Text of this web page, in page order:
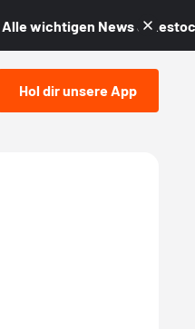
Alle wichtigen News &
Hol dir unsere App